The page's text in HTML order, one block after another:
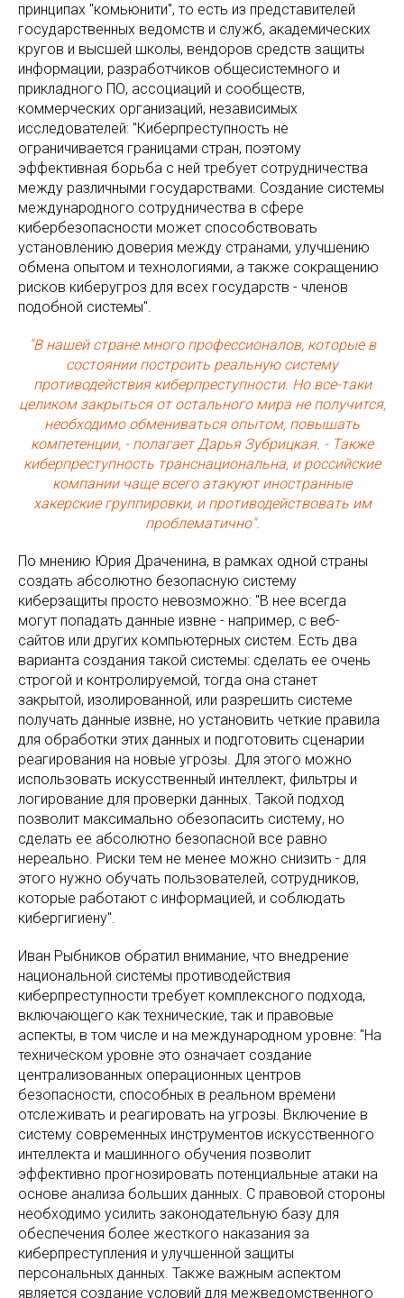
принципах "комьюнити", то есть из представителей
государственных ведомств и служб, академических
кругов и высшей школы, вендоров средств защиты
информации, разработчиков общесистемного и
прикладного ПО, ассоциаций и сообществ,
коммерческих организаций, независимых
исследователей: "Киберпреступность не
ограничивается границами стран, поэтому
эффективная борьба с ней требует сотрудничества
между различными государствами. Создание системы
международного сотрудничества в сфере
кибербезопасности может способствовать
установлению доверия между странами, улучшению
обмена опытом и технологиями, а также сокращению
рисков киберугроз для всех государств - членов
подобной системы".
"В нашей стране много профессионалов, которые в
состоянии построить реальную систему
противодействия киберпреступности. Но все-таки
целиком закрыться от остального мира не получится,
необходимо обмениваться опытом, повышать
компетенции, - полагает Дарья Зубрицкая. - Также
киберпреступность транснациональна, и российские
компании чаще всего атакуют иностранные
хакерские группировки, и противодействовать им
проблематично".
По мнению Юрия Драченина, в рамках одной страны
создать абсолютно безопасную систему
киберзащиты просто невозможно: "В нее всегда
могут попадать данные извне - например, с веб-
сайтов или других компьютерных систем. Есть два
варианта создания такой системы: сделать ее очень
строгой и контролируемой, тогда она станет
закрытой, изолированной, или разрешить системе
получать данные извне, но установить четкие правила
для обработки этих данных и подготовить сценарии
реагирования на новые угрозы. Для этого можно
использовать искусственный интеллект, фильтры и
логирование для проверки данных. Такой подход
позволит максимально обезопасить систему, но
сделать ее абсолютно безопасной все равно
нереально. Риски тем не менее можно снизить - для
этого нужно обучать пользователей, сотрудников,
которые работают с информацией, и соблюдать
кибергигиену".
Иван Рыбников обратил внимание, что внедрение
национальной системы противодействия
киберпреступности требует комплексного подхода,
включающего как технические, так и правовые
аспекты, в том числе и на международном уровне: "На
техническом уровне это означает создание
централизованных операционных центров
безопасности, способных в реальном времени
отслеживать и реагировать на угрозы. Включение в
систему современных инструментов искусственного
интеллекта и машинного обучения позволит
эффективно прогнозировать потенциальные атаки на
основе анализа больших данных. С правовой стороны
необходимо усилить законодательную базу для
обеспечения более жесткого наказания за
киберпреступления и улучшенной защиты
персональных данных. Также важным аспектом
является создание условий для межведомственного